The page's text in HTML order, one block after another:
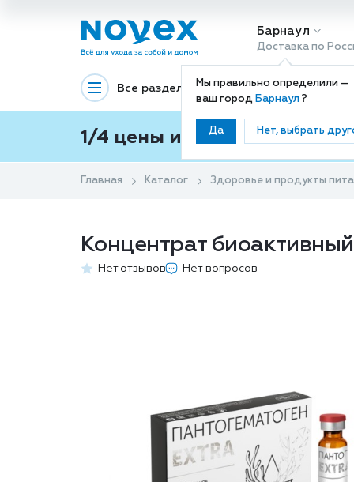
Барнаул
Доставка по
Мы правильно определили —
ваш город Барнаул?
Да Нет, выбрать
Все разделы Декоративная
1/4 цены и покупки ваши с
Главная Каталог Здоровье и продукты
Концентрат
Нет отзывов Нет вопросов